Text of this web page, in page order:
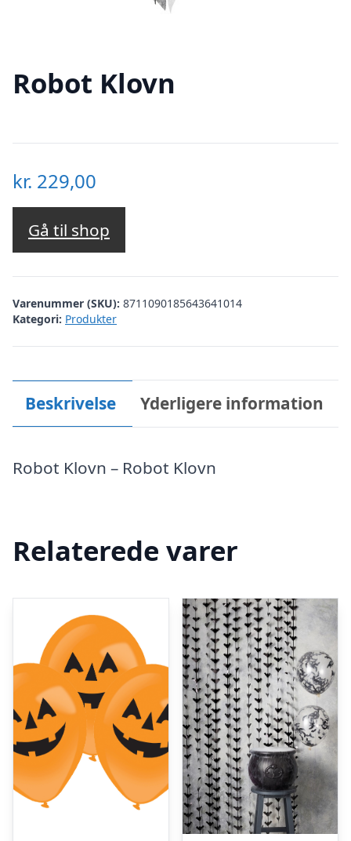
Robot Klovn
kr. 229,00
Gå til shop
Varenummer (SKU): 8711090185643641014
Kategori: Produkter
Beskrivelse Yderligere information
Robot Klovn – Robot Klovn
Relaterede varer